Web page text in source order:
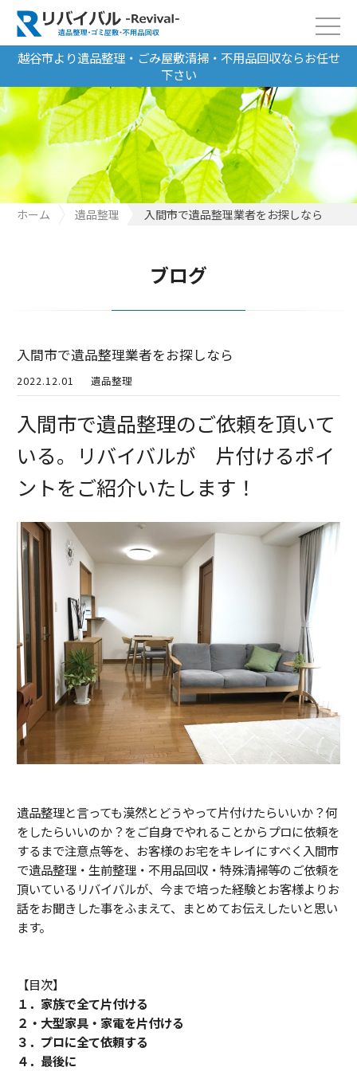
越谷市より遺品整理・ごみ屋敷清掃・不用品回収ならお任せ
下さい
ホーム 遺品整理 入間市で遺品整理業者をお探しなら
ブログ
入間市で遺品整理業者をお探しなら
2022.12.01 遺品整理
入間市で遺品整理のご依頼を頂いて
いる。リバイバルが 片付けるポイ
ントをご紹介いたします！
遺品整理と言っても漠然とどうやって片付けたらいいか？何
をしたらいいのか？をご自身でやれることからプロに依頼を
するまで注意点等を、お客様のお宅をキレイにすべく入間市
で遺品整理・生前整理・不用品回収・特殊清掃等のご依頼を
頂いているリバイバルが、今まで培った経験とお客様よりお
話をお聞きした事をふまえて、まとめてお伝えしたいと思い
ます。
【目次】
１．家族で全て片付ける
２・大型家具・家電を片付ける
３．プロに全て依頼する
４．最後に